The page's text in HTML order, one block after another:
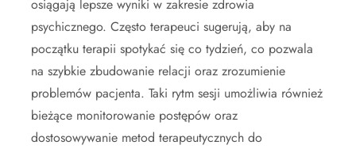
osiągają lepsze wyniki w zakresie zdrowia
psychicznego. Często terapeuci sugerują, aby na
początku terapii spotykać się co tydzień, co pozwala
na szybkie zbudowanie relacji oraz zrozumienie
problemów pacjenta. Taki rytm sesji umożliwia również
bieżące monitorowanie postępów oraz
dostosowywanie metod terapeutycznych do